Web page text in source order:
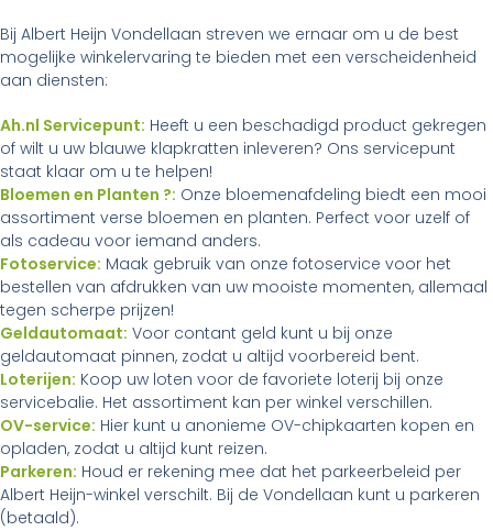
Bij Albert Heijn Vondellaan streven we ernaar om u de best
mogelijke winkelervaring te bieden met een verscheidenheid
aan diensten:
Ah.nl Servicepunt: Heeft u een beschadigd product gekregen
of wilt u uw blauwe klapkratten inleveren? Ons servicepunt
staat klaar om u te helpen!
Bloemen en Planten ?: Onze bloemenafdeling biedt een mooi
assortiment verse bloemen en planten. Perfect voor uzelf of
als cadeau voor iemand anders.
Fotoservice: Maak gebruik van onze fotoservice voor het
bestellen van afdrukken van uw mooiste momenten, allemaal
tegen scherpe prijzen!
Geldautomaat: Voor contant geld kunt u bij onze
geldautomaat pinnen, zodat u altijd voorbereid bent.
Loterijen: Koop uw loten voor de favoriete loterij bij onze
servicebalie. Het assortiment kan per winkel verschillen.
OV-service: Hier kunt u anonieme OV-chipkaarten kopen en
opladen, zodat u altijd kunt reizen.
Parkeren: Houd er rekening mee dat het parkeerbeleid per
Albert Heijn-winkel verschilt. Bij de Vondellaan kunt u parkeren
(betaald).